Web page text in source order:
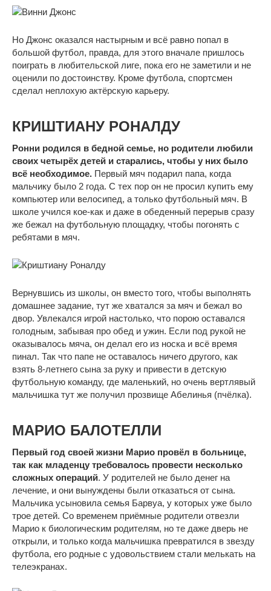
Но Джонс оказался настырным и всё равно попал в
большой футбол, правда, для этого вначале пришлось
поиграть в любительской лиге, пока его не заметили и не
оценили по достоинству. Кроме футбола, спортсмен
сделал неплохую актёрскую карьеру.
КРИШТИАНУ РОНАЛДУ
Ронни родился в бедной семье, но родители любили
своих четырёх детей и старались, чтобы у них было
всё необходимое. Первый мяч подарил папа, когда
мальчику было 2 года. С тех пор он не просил купить ему
компьютер или велосипед, а только футбольный мяч. В
школе учился кое-как и даже в обеденный перерыв сразу
же бежал на футбольную площадку, чтобы погонять с
ребятами в мяч.
Вернувшись из школы, он вместо того, чтобы выполнять
домашнее задание, тут же хватался за мяч и бежал во
двор. Увлекался игрой настолько, что порою оставался
голодным, забывая про обед и ужин. Если под рукой не
оказывалось мяча, он делал его из носка и всё время
пинал. Так что папе не оставалось ничего другого, как
взять 8-летнего сына за руку и привести в детскую
футбольную команду, где маленький, но очень вертлявый
мальчишка тут же получил прозвище Абелинья (пчёлка).
МАРИО БАЛОТЕЛЛИ
Первый год своей жизни Марио провёл в больнице,
так как младенцу требовалось провести несколько
сложных операций. У родителей не было денег на
лечение, и они вынуждены были отказаться от сына.
Мальчика усыновила семья Барвуа, у которых уже было
трое детей. Со временем приёмные родители отвезли
Марио к биологическим родителям, но те даже дверь не
открыли, и только когда мальчишка превратился в звезду
футбола, его родные с удовольствием стали мелькать на
телеэкранах.